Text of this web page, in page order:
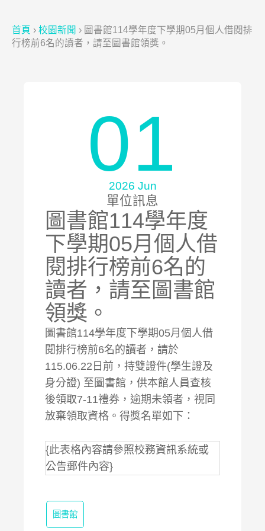
首頁 › 校園新聞 › 圖書館114學年度下學期05月個人借閱排
行榜前6名的讀者，請至圖書館領獎。
01
2026 Jun
單位訊息
圖書館114學年度
下學期05月個人借
閱排行榜前6名的
讀者，請至圖書館
領獎。
圖書館114學年度下學期05月個人借
閱排行榜前6名的讀者，請於
115.06.22日前，持雙證件(學生證及
身分證) 至圖書館，供本館人員查核
後領取7-11禮券，逾期未領者，視同
放棄領取資格。得獎名單如下：
{此表格內容請參照校務資訊系統或
公告郵件內容}
圖書館